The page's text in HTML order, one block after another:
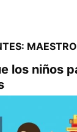
los niños